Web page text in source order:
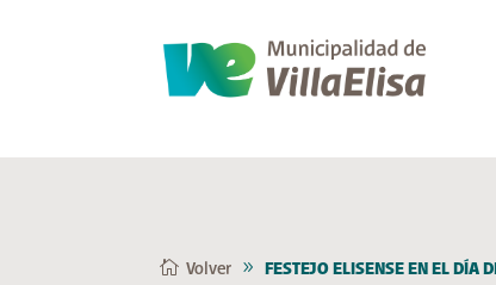
Volver FESTEJO ELISENSE EN EL DÍA